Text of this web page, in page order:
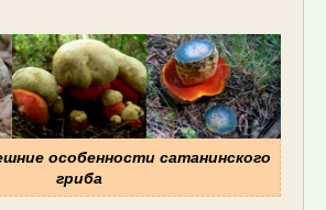
особенности сатанинского
гриба